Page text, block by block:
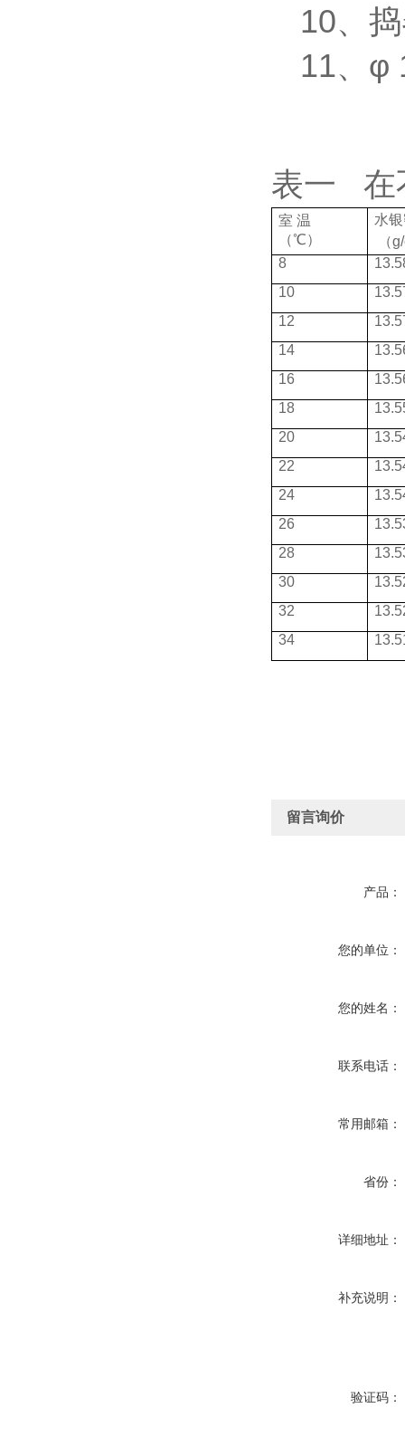
10、
11、φ
表一 在
室 温
（℃）
水
（
8
10
12
14
16
18
20
22
24
26
28
30
32
34
留言询价
产品：
您的单位：
您的姓名：
联系电话：
常用邮箱：
省份：
详细地址：
补充说明：
验证码：